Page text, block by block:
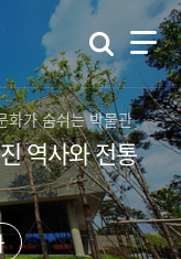
화가 숨쉬는 박물관
역사와 전통